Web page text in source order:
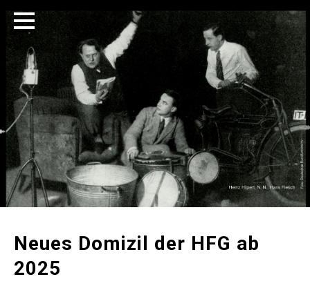
Neues Domizil der HFG ab
2025